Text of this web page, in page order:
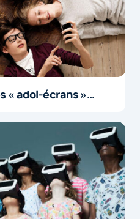
« adol-écrans »…